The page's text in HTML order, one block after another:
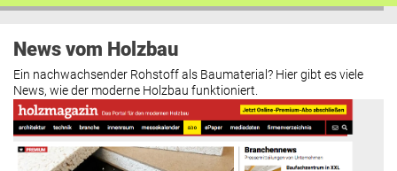
News vom Holzbau
Ein nachwachsender Rohstoff als Baumaterial? Hier gibt es viele
News, wie der moderne Holzbau funktioniert.